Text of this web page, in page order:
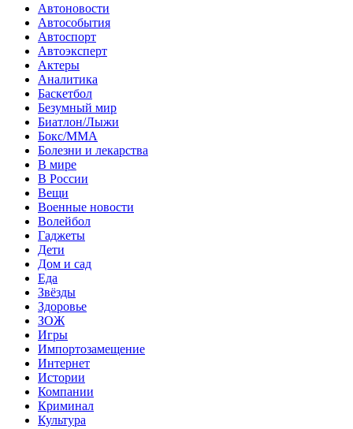
Автоновости
Автособытия
Автоспорт
Автоэксперт
Актеры
Аналитика
Баскетбол
Безумный мир
Биатлон/Лыжи
Бокс/MMA
Болезни и лекарства
В мире
В России
Вещи
Военные новости
Волейбол
Гаджеты
Дети
Дом и сад
Еда
Звёзды
Здоровье
ЗОЖ
Игры
Импортозамещение
Интернет
Истории
Компании
Криминал
Культура